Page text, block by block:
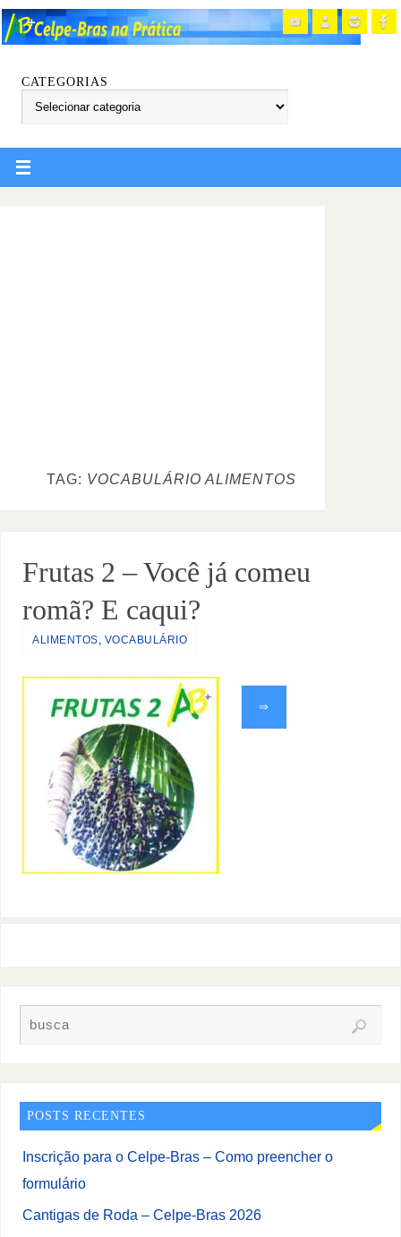
CATEGORIAS
TAG: VOCABULÁRIO ALIMENTOS
Frutas 2 – Você já comeu
romã? E caqui?
ALIMENTOS, VOCABULÁRIO
⇒
POSTS RECENTES
Inscrição para o Celpe-Bras – Como preencher o
formulário
Cantigas de Roda – Celpe-Bras 2026